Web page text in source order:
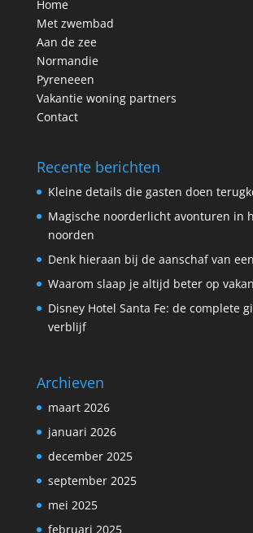
Home
Met zwembad
Aan de zee
Normandie
Pyreneeen
Vakantie woning partners
Contact
Recente berichten
Kleine details die gasten doen
Magische noorderlicht avonturen in
noorden
Denk hieraan bij de aanschaf van
Waarom slaap je altijd beter op
Disney Hotel Santa Fe: de complete
verblijf
Archieven
maart 2026
januari 2026
december 2025
september 2025
mei 2025
februari 2025